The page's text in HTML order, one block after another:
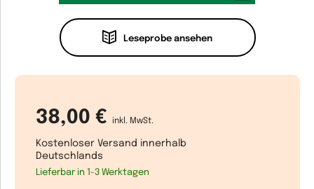
Leseprobe ansehen
38,00 € inkl. MwSt.
Kostenloser Versand innerhalb
Deutschlands
Lieferbar in 1-3 Werktagen